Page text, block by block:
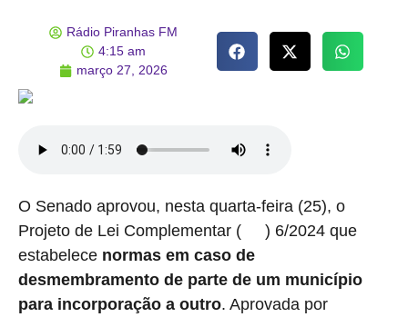
Rádio Piranhas FM
4:15 am
março 27, 2026
O Senado aprovou, nesta quarta-feira (25), o
Projeto de Lei Complementar (
) 6/2024 que
estabelece normas em caso de
desmembramento de parte de um município
para incorporação a outro. Aprovada por